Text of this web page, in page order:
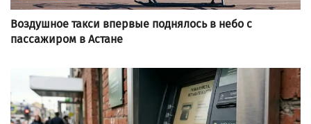
Воздушное такси впервые поднялось в небо с
пассажиром в Астане